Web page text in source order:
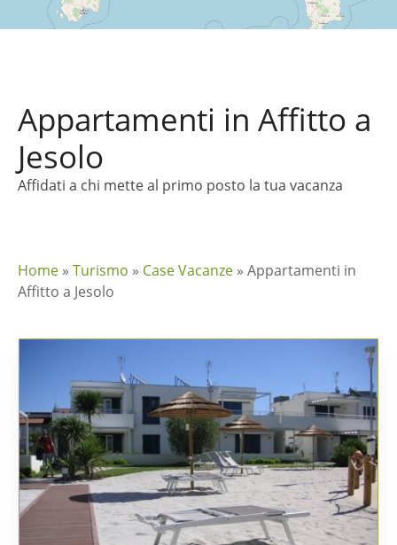
Appartamenti in Affitto a
Jesolo
Affidati a chi mette al primo posto la tua vacanza
Home » Turismo » Case Vacanze » Appartamenti in
Affitto a Jesolo